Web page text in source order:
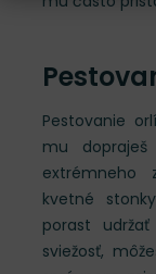
Pestovanie
mu
extrémneho
kvetné
porast
sviežosť,